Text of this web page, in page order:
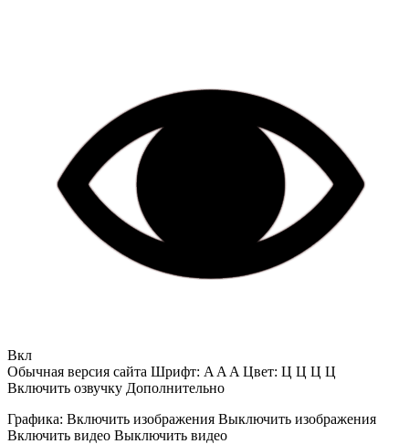
Вкл
Обычная версия сайта Шрифт: A A A Цвет: Ц Ц Ц Ц
Включить озвучку Дополнительно
Графика: Включить изображения Выключить изображения
Включить видео Выключить видео